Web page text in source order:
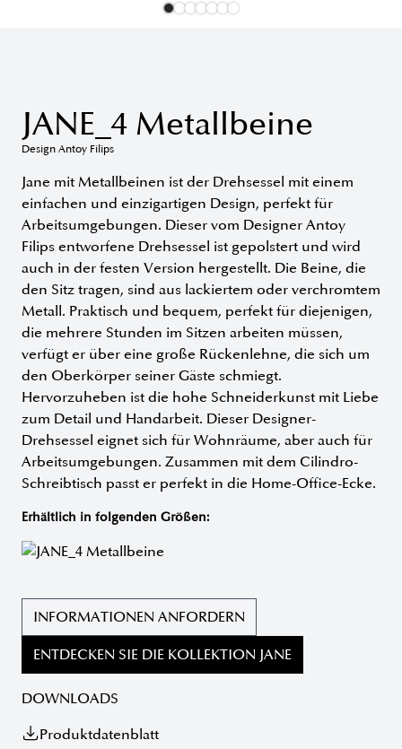
JANE_4 Metallbeine
Design Antoy Filips
Jane mit Metallbeinen ist der Drehsessel mit einem
einfachen und einzigartigen Design, perfekt für
Arbeitsumgebungen. Dieser vom Designer Antoy
Filips entworfene Drehsessel ist gepolstert und wird
auch in der festen Version hergestellt. Die Beine, die
den Sitz tragen, sind aus lackiertem oder verchromtem
Metall. Praktisch und bequem, perfekt für diejenigen,
die mehrere Stunden im Sitzen arbeiten müssen,
verfügt er über eine große Rückenlehne, die sich um
den Oberkörper seiner Gäste schmiegt.
Hervorzuheben ist die hohe Schneiderkunst mit Liebe
zum Detail und Handarbeit. Dieser Designer-
Drehsessel eignet sich für Wohnräume, aber auch für
Arbeitsumgebungen. Zusammen mit dem Cilindro-
Schreibtisch passt er perfekt in die Home-Office-Ecke.
Erhältlich in folgenden Größen:
INFORMATIONEN ANFORDERN
ENTDECKEN SIE DIE KOLLEKTION JANE
DOWNLOADS
Produktdatenblatt